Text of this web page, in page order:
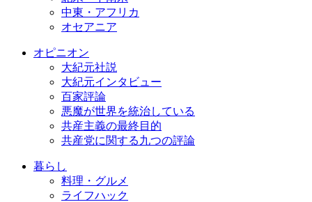
中東・アフリカ
オセアニア
オピニオン
大紀元社説
大紀元インタビュー
百家評論
悪魔が世界を統治している
共産主義の最終目的
共産党に関する九つの評論
暮らし
料理・グルメ
ライフハック